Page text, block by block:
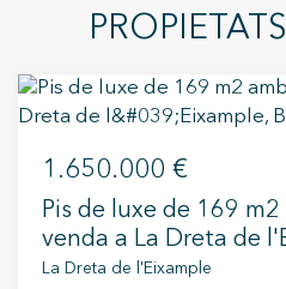
1.650.000 €
Pis de luxe de 169
venda a La Dreta de
Barcelona
La Dreta de l'Eixample